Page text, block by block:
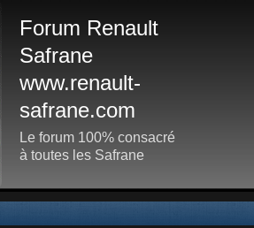
Forum Renault
Safrane
www.renault-
safrane.com
Le forum 100% consacré
à toutes les Safrane